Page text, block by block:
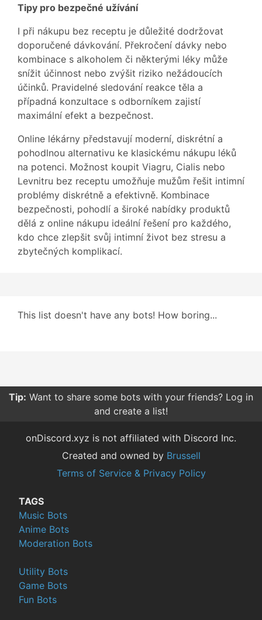
Tipy pro bezpečné užívání
I při nákupu bez receptu je důležité dodržovat
doporučené dávkování. Překročení dávky nebo
kombinace s alkoholem či některými léky může
snížit účinnost nebo zvýšit riziko nežádoucích
účinků. Pravidelné sledování reakce těla a
případná konzultace s odborníkem zajistí
maximální efekt a bezpečnost.
Online lékárny představují moderní, diskrétní a
pohodlnou alternativu ke klasickému nákupu léků
na potenci. Možnost koupit Viagru, Cialis nebo
Levnitru bez receptu umožňuje mužům řešit intimní
problémy diskrétně a efektivně. Kombinace
bezpečnosti, pohodlí a široké nabídky produktů
dělá z online nákupu ideální řešení pro každého,
kdo chce zlepšit svůj intimní život bez stresu a
zbytečných komplikací.
This list doesn't have any bots! How boring...
Tip: Want to share some bots with your friends? Log in
and create a list!
onDiscord.xyz is not affiliated with Discord Inc.
Created and owned by Brussell
Terms of Service & Privacy Policy
TAGS
Music Bots
Anime Bots
Moderation Bots
Utility Bots
Game Bots
Fun Bots